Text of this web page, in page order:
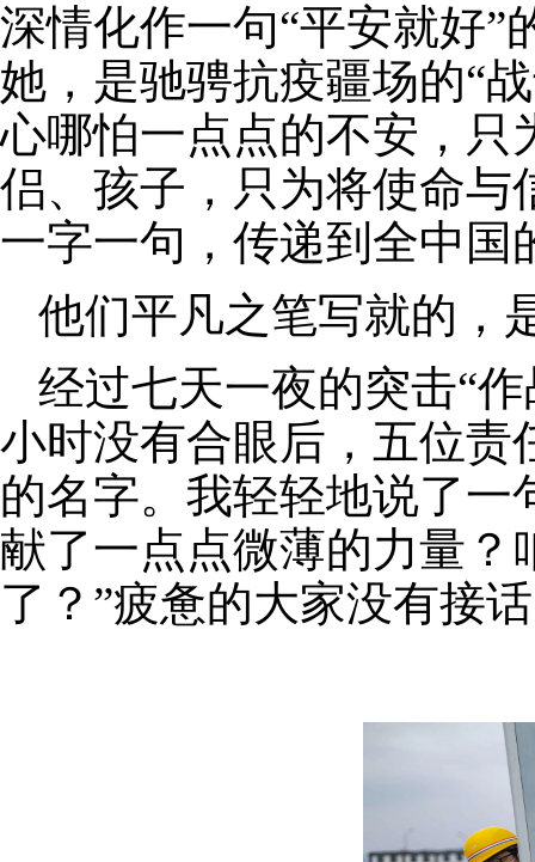
深情化作一句“平安就好
她，是驰骋抗疫疆场的“
心哪怕一点点的不安，只
侣、孩子，只为将使命与
一字一句，传递到全中国
他们平凡之笔写就的，
经过七天一夜的突击“作
小时没有合眼后，五位责
的名字。我轻轻地说了一
献了一点点微薄的力量？
了？”疲惫的大家没有接